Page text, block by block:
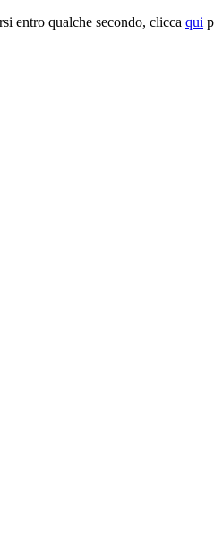
entro qualche secondo, clicca qui